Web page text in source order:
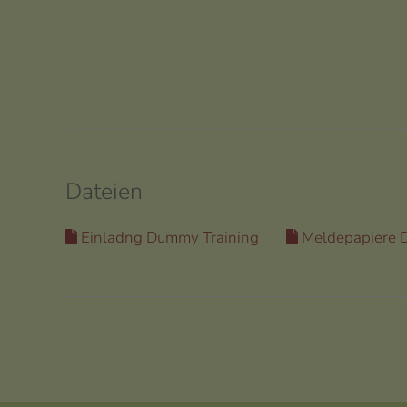
Dateien
Einladng Dummy Training Meldepapiere